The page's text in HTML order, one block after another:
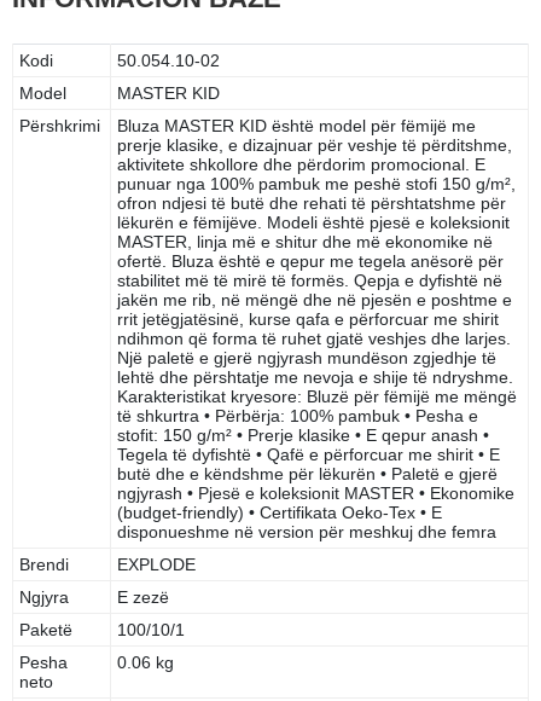
Kodi
50.054.10-02
Model
MASTER KID
Përshkrimi
Bluza MASTER KID është model për fëmijë me
prerje klasike, e dizajnuar për veshje të përditshme,
aktivitete shkollore dhe përdorim promocional. E
punuar nga 100% pambuk me peshë stofi 150 g/m²,
ofron ndjesi të butë dhe rehati të përshtatshme për
lëkurën e fëmijëve. Modeli është pjesë e koleksionit
MASTER, linja më e shitur dhe më ekonomike në
ofertë. Bluza është e qepur me tegela anësorë për
stabilitet më të mirë të formës. Qepja e dyfishtë në
jakën me rib, në mëngë dhe në pjesën e poshtme e
rrit jetëgjatësinë, kurse qafa e përforcuar me shirit
ndihmon që forma të ruhet gjatë veshjes dhe larjes.
Një paletë e gjerë ngjyrash mundëson zgjedhje të
lehtë dhe përshtatje me nevoja e shije të ndryshme.
Karakteristikat kryesore: Bluzë për fëmijë me mëngë
të shkurtra • Përbërja: 100% pambuk • Pesha e
stofit: 150 g/m² • Prerje klasike • E qepur anash •
Tegela të dyfishtë • Qafë e përforcuar me shirit • E
butë dhe e këndshme për lëkurën • Paletë e gjerë
ngjyrash • Pjesë e koleksionit MASTER • Ekonomike
(budget-friendly) • Certifikata Oeko-Tex • E
disponueshme në version për meshkuj dhe femra
Brendi
EXPLODE
Ngjyra
E zezë
Paketë
100/10/1
Pesha
neto
0.06 kg